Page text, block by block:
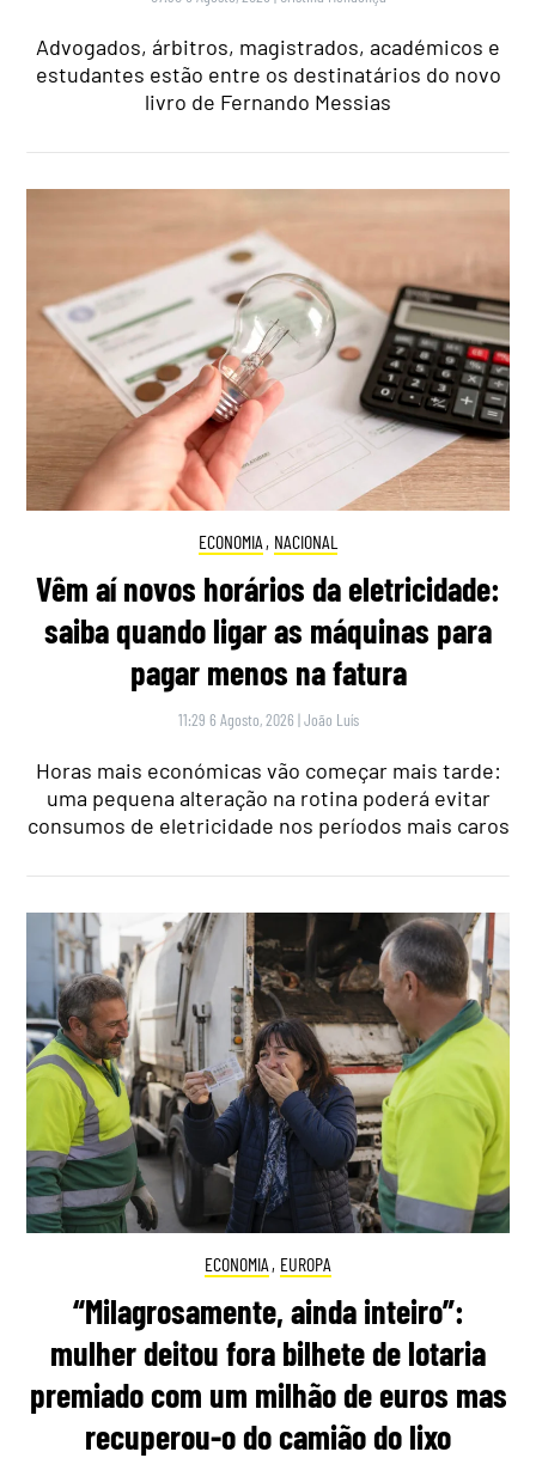
Advogados, árbitros, magistrados, académicos e
estudantes estão entre os destinatários do novo
livro de Fernando Messias
ECONOMIA , NACIONAL
Vêm aí novos horários da eletricidade:
saiba quando ligar as máquinas para
pagar menos na fatura
11:29 6 Agosto, 2026 |João Luís
Horas mais económicas vão começar mais tarde:
uma pequena alteração na rotina poderá evitar
consumos de eletricidade nos períodos mais caros
ECONOMIA , EUROPA
“Milagrosamente, ainda inteiro”:
mulher deitou fora bilhete de lotaria
premiado com um milhão de euros mas
recuperou-o do camião do lixo